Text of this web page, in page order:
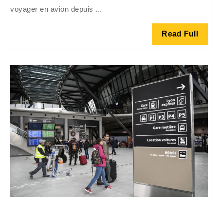
Lyon
Saint-
voyager en avion depuis ...
Read Full Read
Full